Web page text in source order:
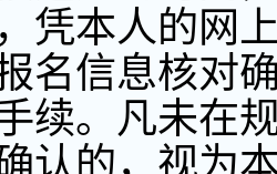
凭本人的网
名信息核对
续。凡未在
认的，视为